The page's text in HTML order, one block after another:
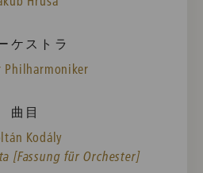
ケストラ
Philharmoniker
曲目
Kodály
[Fassung für Orchester]